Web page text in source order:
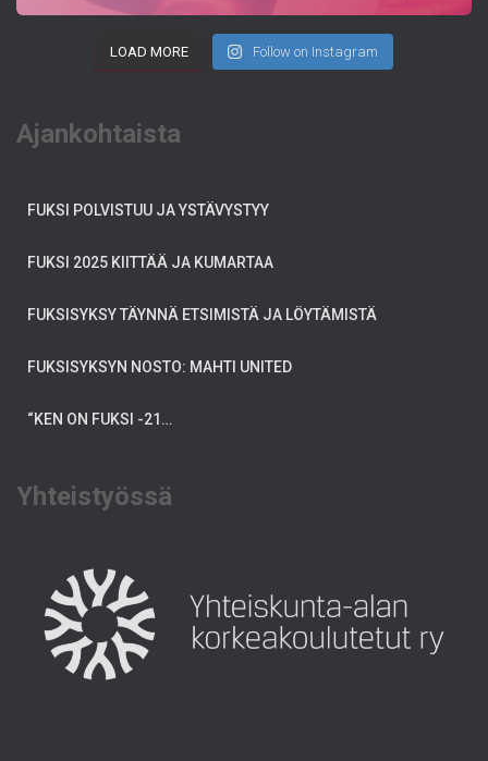
LOAD MORE Follow on Instagram
Ajankohtaista
FUKSI POLVISTUU JA YSTÄVYSTYY
FUKSI 2025 KIITTÄÄ JA KUMARTAA
FUKSISYKSY TÄYNNÄ ETSIMISTÄ JA LÖYTÄMISTÄ
FUKSISYKSYN NOSTO: MAHTI UNITED
“KEN ON FUKSI -21…
Yhteistyössä